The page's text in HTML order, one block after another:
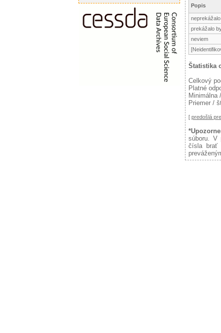
Popis
prekážalo
neviem
Štatistika
Celkový
Platné
Minimálna
Priemer /
[ predošlá
súboru. V
čísla brať